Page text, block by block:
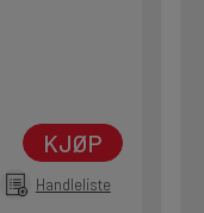
KJØP
Handleliste